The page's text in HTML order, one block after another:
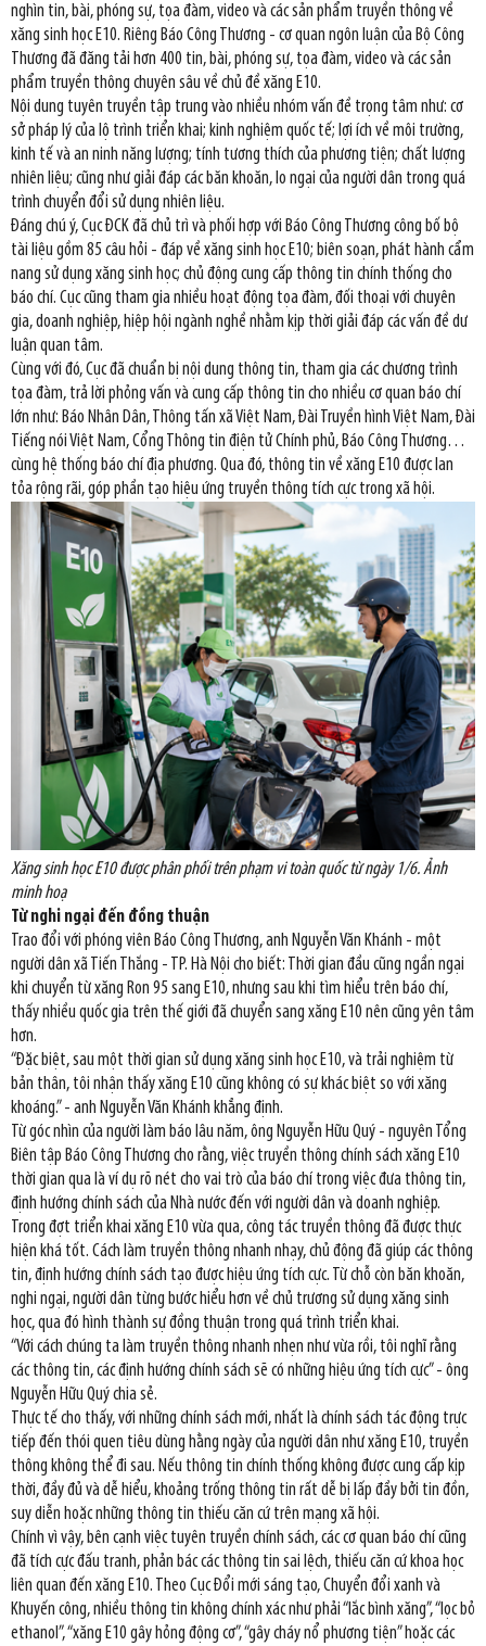
nghìn tin, bài, phóng sự, tọa đàm, video và các sản phẩm truyền thông về
xăng sinh học E10. Riêng Báo Công Thương - cơ quan ngôn luận của Bộ Công
Thương đã đăng tải hơn 400 tin, bài, phóng sự, tọa đàm, video và các sản
phẩm truyền thông chuyên sâu về chủ đề xăng E10.
Nội dung tuyên truyền tập trung vào nhiều nhóm vấn đề trọng tâm như: cơ
sở pháp lý của lộ trình triển khai; kinh nghiệm quốc tế; lợi ích về môi trường,
kinh tế và an ninh năng lượng; tính tương thích của phương tiện; chất lượng
nhiên liệu; cũng như giải đáp các băn khoăn, lo ngại của người dân trong quá
trình chuyển đổi sử dụng nhiên liệu.
Đáng chú ý, Cục ĐCK đã chủ trì và phối hợp với Báo Công Thương công bố bộ
tài liệu gồm 85 câu hỏi - đáp về xăng sinh học E10; biên soạn, phát hành cẩm
nang sử dụng xăng sinh học; chủ động cung cấp thông tin chính thống cho
báo chí. Cục cũng tham gia nhiều hoạt động tọa đàm, đối thoại với chuyên
gia, doanh nghiệp, hiệp hội ngành nghề nhằm kịp thời giải đáp các vấn đề dư
luận quan tâm.
Cùng với đó, Cục đã chuẩn bị nội dung thông tin, tham gia các chương trình
tọa đàm, trả lời phỏng vấn và cung cấp thông tin cho nhiều cơ quan báo chí
lớn như: Báo Nhân Dân, Thông tấn xã Việt Nam, Đài Truyền hình Việt Nam, Đài
Tiếng nói Việt Nam, Cổng Thông tin điện tử Chính phủ, Báo Công Thương…
cùng hệ thống báo chí địa phương. Qua đó, thông tin về xăng E10 được lan
tỏa rộng rãi, góp phần tạo hiệu ứng truyền thông tích cực trong xã hội.
Xăng sinh học E10 được phân phối trên phạm vi toàn quốc từ ngày 1/6. Ảnh
minh hoạ
Từ nghi ngại đến đồng thuận
Trao đổi với phóng viên Báo Công Thương, anh Nguyễn Văn Khánh - một
người dân xã Tiến Thắng - TP. Hà Nội cho biết: Thời gian đầu cũng ngần ngại
khi chuyển từ xăng Ron 95 sang E10, nhưng sau khi tìm hiểu trên báo chí,
thấy nhiều quốc gia trên thế giới đã chuyển sang xăng E10 nên cũng yên tâm
hơn.
“Đặc biệt, sau một thời gian sử dụng xăng sinh học E10, và trải nghiệm từ
bản thân, tôi nhận thấy xăng E10 cũng không có sự khác biệt so với xăng
khoáng.” - anh Nguyễn Văn Khánh khẳng định.
Từ góc nhìn của người làm báo lâu năm, ông Nguyễn Hữu Quý - nguyên Tổng
Biên tập Báo Công Thương cho rằng, việc truyền thông chính sách xăng E10
thời gian qua là ví dụ rõ nét cho vai trò của báo chí trong việc đưa thông tin,
định hướng chính sách của Nhà nước đến với người dân và doanh nghiệp.
Trong đợt triển khai xăng E10 vừa qua, công tác truyền thông đã được thực
hiện khá tốt. Cách làm truyền thông nhanh nhạy, chủ động đã giúp các thông
tin, định hướng chính sách tạo được hiệu ứng tích cực. Từ chỗ còn băn khoăn,
nghi ngại, người dân từng bước hiểu hơn về chủ trương sử dụng xăng sinh
học, qua đó hình thành sự đồng thuận trong quá trình triển khai.
“Với cách chúng ta làm truyền thông nhanh nhẹn như vừa rồi, tôi nghĩ rằng
các thông tin, các định hướng chính sách sẽ có những hiệu ứng tích cực” - ông
Nguyễn Hữu Quý chia sẻ.
Thực tế cho thấy, với những chính sách mới, nhất là chính sách tác động trực
tiếp đến thói quen tiêu dùng hằng ngày của người dân như xăng E10, truyền
thông không thể đi sau. Nếu thông tin chính thống không được cung cấp kịp
thời, đầy đủ và dễ hiểu, khoảng trống thông tin rất dễ bị lấp đầy bởi tin đồn,
suy diễn hoặc những thông tin thiếu căn cứ trên mạng xã hội.
Chính vì vậy, bên cạnh việc tuyên truyền chính sách, các cơ quan báo chí cũng
đã tích cực đấu tranh, phản bác các thông tin sai lệch, thiếu căn cứ khoa học
liên quan đến xăng E10. Theo Cục Đổi mới sáng tạo, Chuyển đổi xanh và
Khuyến công, nhiều thông tin không chính xác như phải “lắc bình xăng”, “lọc bỏ
ethanol”, “xăng E10 gây hỏng động cơ”, “gây cháy nổ phương tiện” hoặc các